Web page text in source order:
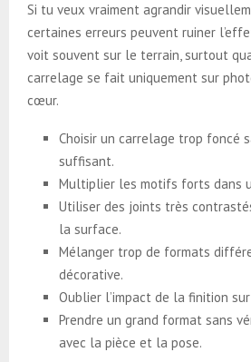
Si tu veux vraiment agrandir
certaines erreurs peuvent ruiner
voit souvent sur le terrain, surtout
carrelage se fait uniquement sur
cœur.
Choisir un carrelage trop foncé
suffisant.
Multiplier les motifs forts dans
Utiliser des joints très
la surface.
Mélanger trop de formats
décorative.
Oublier l’impact de la finition
Prendre un grand format sans
avec la pièce et la pose.